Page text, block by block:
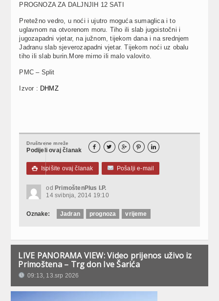
PROGNOZA ZA DALJNJIH 12 SATI
Pretežno vedro, u noći i ujutro moguća sumaglica i to
uglavnom na otvorenom moru. Tiho ili slab jugoistočni i
jugozapadni vjetar, na južnom, tijekom dana i na srednjem
Jadranu slab sjeverozapadni vjetar. Tijekom noći uz obalu
tiho ili slab burin.More mirno ili malo valovito.
PMC – Split
Izvor : DHMZ
Društvene mreže
Podijeli ovaj članak     
 Ispišite ovaj članak Pošalji e-mail
od PrimoštenPlus I.P.
14 svibnja, 2014 19:10
Oznake: Jadran prognoza vrijeme
LIVE PANORAMA VIEW: Video prijenos uživo iz
Primoštena – Trg don Ive Šarića
09:13, 13.srp 2026